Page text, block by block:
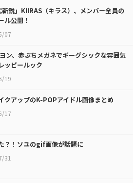
新鋭」KIIRAS（キラス）、メンバー全員の
ル公開！
07
ン、赤ぶちメガネでギーグシックな雰囲気
ッピールック
19
クアップのK-POPアイドル画像まとめ
17
？！ソユのgif画像が話題に
31